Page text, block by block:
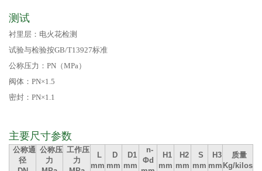
测试
衬里层：电火花检测
试验与检验按GB/T13927标准
公称压力：PN（MPa）
阀体：PN×1.5
密封：PN×1.1
主要尺寸参数
公称通
径
公称压
力
工作压
力
L
mm
D
mm
D1
mm
n-
Φd
H1
mm
H2
mm
S
mm
H3
mm
质量
Kg/kilos